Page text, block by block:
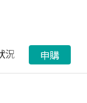
況 配息狀況
申購